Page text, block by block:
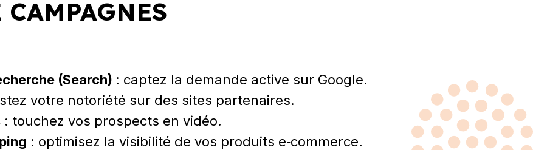
(Search) : captez la demande active sur Google.
votre notoriété sur des sites partenaires.
: touchez vos prospects en vidéo.
: optimisez la visibilité de vos produits e‑commerce.